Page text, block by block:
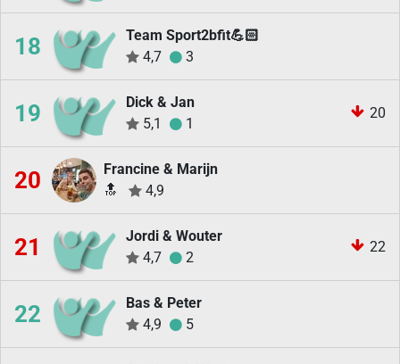
18
Team Sport2bfit💪🏻
4,7
3
19
Dick & Jan
5,1
1
20
20
Francine & Marijn
🔝
4,9
21
Jordi & Wouter
4,7
2
22
22
Bas & Peter
4,9
5